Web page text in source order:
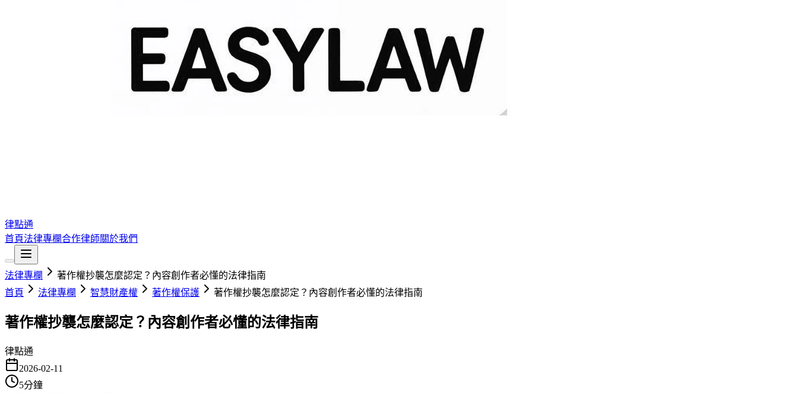
律點通
首頁法律專欄合作律師關於我們
法律專欄
著作權抄襲怎麼認定？內容創作者必懂的法律指南
首頁
法律專欄 智慧財產權 著作權保護 著作權抄襲怎麼認定？內容創作者必懂的法律指南
著作權抄襲怎麼認定？內容創作者必懂的法律指南
律點通
2026-02-11
5分鐘